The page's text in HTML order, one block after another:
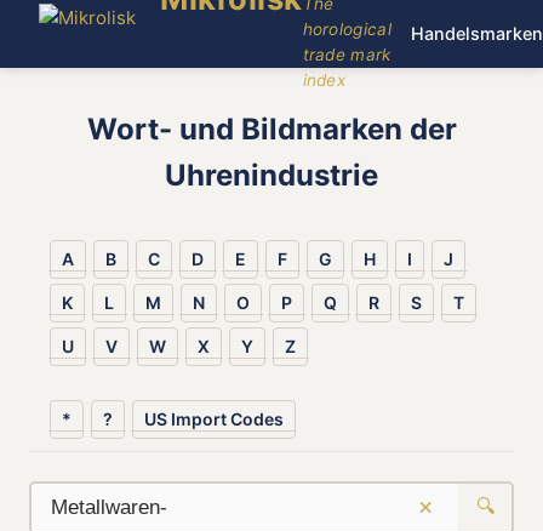
horological
trade mark
index
Handelsmarken
Wort- und Bildmarken der
Uhrenindustrie
A B C D E F G H I J
K L M N O P Q R S T
U V W X Y Z
* ? US Import Codes
× 🔍